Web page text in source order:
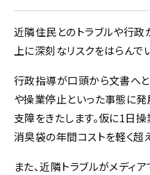
近隣住民とのトラブルや行政
上に深刻なリスクをはらんで
行政指導が口頭から文書へと
や操業停止といった事態に
支障をきたします。仮に1日
消臭袋の年間コストを軽く超
また、近隣トラブルがメディ